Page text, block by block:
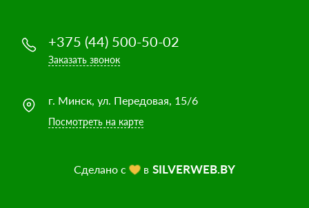
+375 (44) 500-50-02
Заказать звонок
г. Минск, ул. Передовая, 15/6
Посмотреть на карте
Сделано с в SILVERWEB.BY